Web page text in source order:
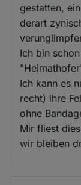
gestatten,
derart
Ich bin
Ich kann es
recht) ihre
ohne
Mir fliest
wir bleiben